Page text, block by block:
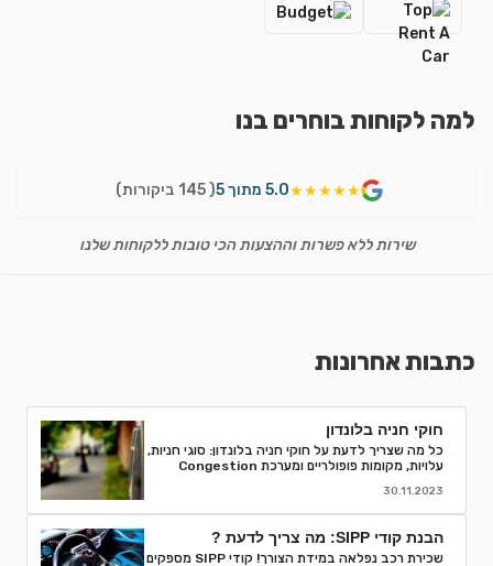
למה לקוחות בוחרים בנו
★★★★★5.0 מתוך 5 ( 145 ביקורות)
שירות ללא פשרות וההצעות הכי טובות ללקוחות שלנו
כתבות אחרונות
חוקי חניה בלונדון
כל מה שצריך לדעת על חוקי חניה בלונדון: סוגי חניות,
עלויות, מקומות פופולריים ומערכת Congestion
30.11.2023
הבנת קודי SIPP: מה צריך לדעת ?
שכירת רכב נפלאה במידת הצורך! קודי SIPP מספקים